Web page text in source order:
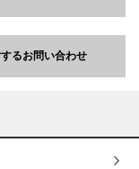
るお問い合わせ